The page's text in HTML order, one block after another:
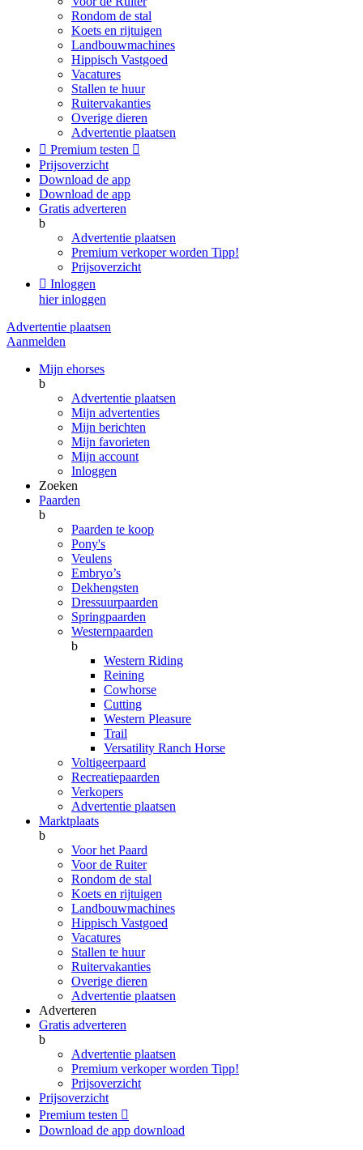
Rondom de stal
Koets en rijtuigen
Landbouwmachines
Hippisch Vastgoed
Vacatures
Stallen te huur
Ruitervakanties
Overige dieren
Advertentie plaatsen
 Premium testen 
Prijsoverzicht
Download de app
Download de app
Gratis adverteren
b
Advertentie plaatsen
Premium verkoper worden Tipp!
Prijsoverzicht
 Inloggen
hier inloggen
Advertentie plaatsen
Aanmelden
Mijn ehorses
b
Advertentie plaatsen
Mijn advertenties
Mijn berichten
Mijn favorieten
Mijn account
Inloggen
Zoeken
Paarden
b
Paarden te koop
Pony's
Veulens
Embryo’s
Dekhengsten
Dressuurpaarden
Springpaarden
Westernpaarden
b
Western Riding
Reining
Cowhorse
Cutting
Western Pleasure
Trail
Versatility Ranch Horse
Voltigeerpaard
Recreatiepaarden
Verkopers
Advertentie plaatsen
Marktplaats
b
Voor het Paard
Voor de Ruiter
Rondom de stal
Koets en rijtuigen
Landbouwmachines
Hippisch Vastgoed
Vacatures
Stallen te huur
Ruitervakanties
Overige dieren
Advertentie plaatsen
Adverteren
Gratis adverteren
b
Advertentie plaatsen
Premium verkoper worden Tipp!
Prijsoverzicht
Prijsoverzicht
Premium testen 
Download de app download